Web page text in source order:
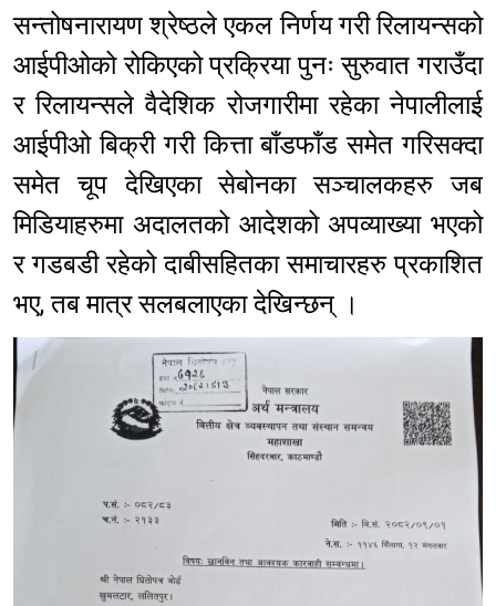
सन्तोषनारायण श्रेष्ठले एकल निर्णय गरी रिलायन्सको
आईपीओको रोकिएको प्रक्रिया पुनः सुरुवात गराउँदा
र रिलायन्सले वैदेशिक रोजगारीमा रहेका नेपालीलाई
आईपीओ बिक्री गरी कित्ता बाँडफाँड समेत गरिसक्दा
समेत चूप देखिएका सेबोनका सञ्चालकहरु जब
मिडियाहरुमा अदालतको आदेशको अपव्याख्या भएको
र गडबडी रहेको दाबीसहितका समाचारहरु प्रकाशित
भए, तब मात्र सलबलाएका देखिन्छन् ।